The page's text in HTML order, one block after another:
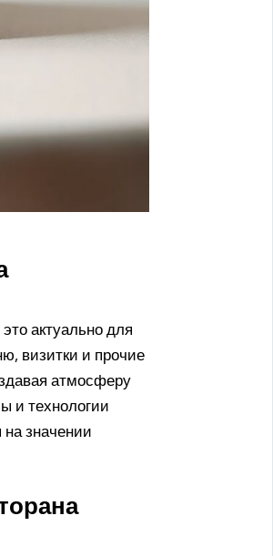
актуально для
визитки и прочие
атмосферу
и технологии
значении